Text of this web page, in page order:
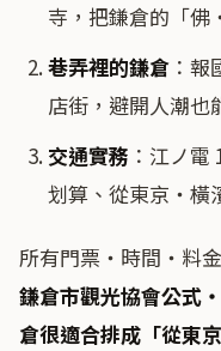
寺，把鎌倉的「佛
巷弄裡的鎌倉 ：
店街，避開人潮也
交通實務 ：江ノ
划算、從東京・橫
所有門票・時間・料
鎌倉市觀光協會公式
倉很適合排成「從東